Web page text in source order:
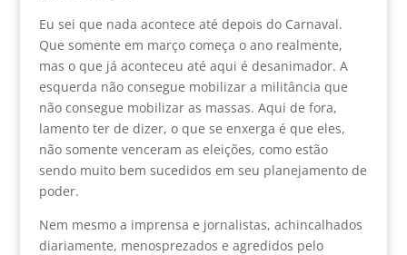
Eu sei que nada acontece até depois do Carnaval.
Que somente em março começa o ano realmente,
mas o que já aconteceu até aqui é desanimador. A
esquerda não consegue mobilizar a militância que
não consegue mobilizar as massas. Aqui de fora,
lamento ter de dizer, o que se enxerga é que eles,
não somente venceram as eleições, como estão
sendo muito bem sucedidos em seu planejamento de
poder.
Nem mesmo a imprensa e jornalistas, achincalhados
diariamente, menosprezados e agredidos pelo